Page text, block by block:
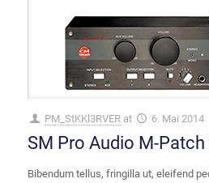
PM_StKKl3RVER at 6. Mai 2014
SM Pro Audio M-Patch
Bibendum tellus, fringilla ut, eleifend